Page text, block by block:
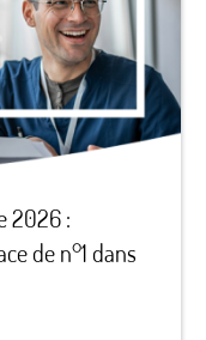
2026 :
de n°1 dans